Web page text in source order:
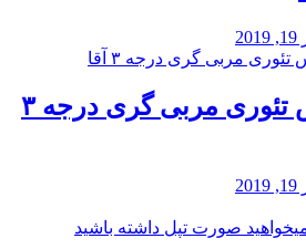
کلاس تئوری مربی گری درجه ۳